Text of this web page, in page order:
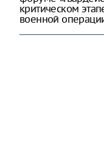
критическом
военной